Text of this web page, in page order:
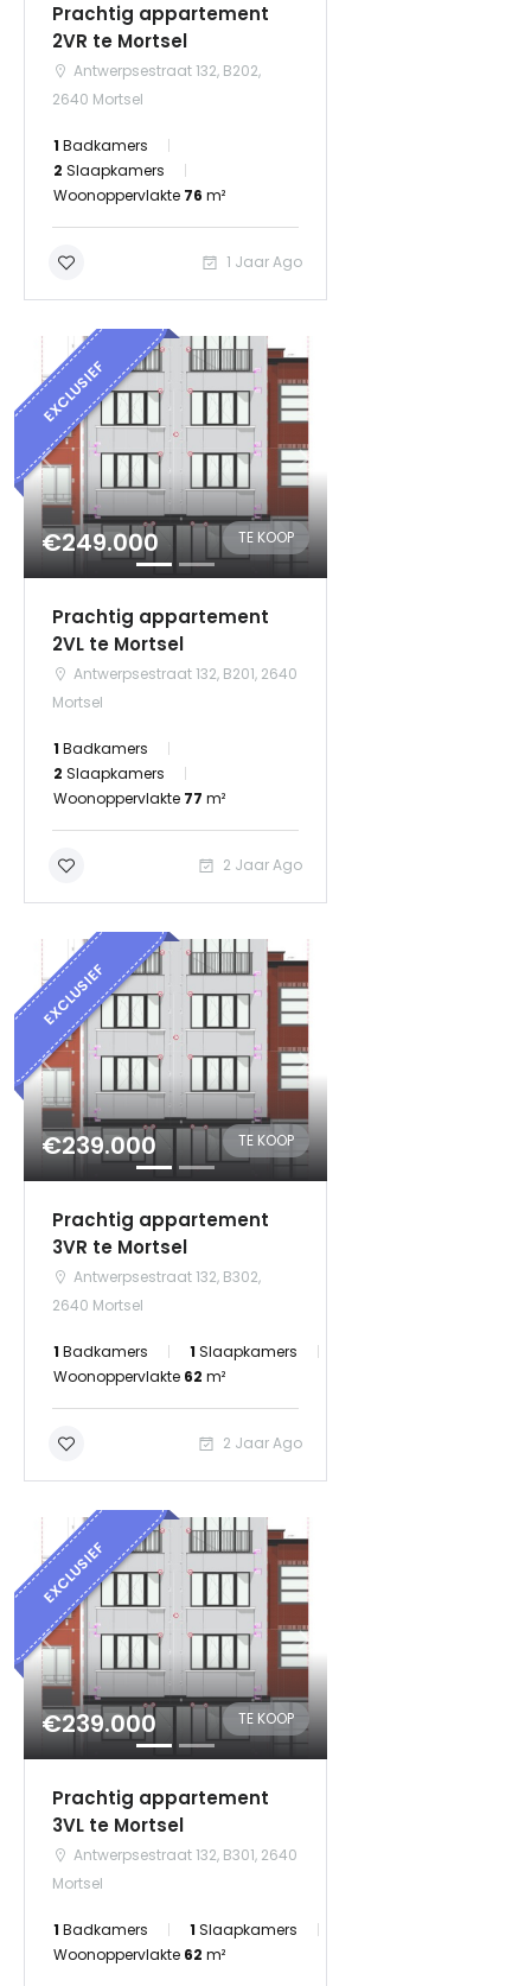
Prachtig appartement
2VR te Mortsel
Antwerpsestraat 132, B202,
2640 Mortsel
1 Badkamers
2 Slaapkamers
Woonoppervlakte 76 m²
1 Jaar Ago
EXCLUSIEF
€249.000 TE KOOP
Prachtig appartement
2VL te Mortsel
Antwerpsestraat 132, B201, 2640
Mortsel
1 Badkamers
2 Slaapkamers
Woonoppervlakte 77 m²
2 Jaar Ago
EXCLUSIEF
€239.000 TE KOOP
Prachtig appartement
3VR te Mortsel
Antwerpsestraat 132, B302,
2640 Mortsel
1 Badkamers 1 Slaapkamers
Woonoppervlakte 62 m²
2 Jaar Ago
EXCLUSIEF
€239.000 TE KOOP
Prachtig appartement
3VL te Mortsel
Antwerpsestraat 132, B301, 2640
Mortsel
1 Badkamers 1 Slaapkamers
Woonoppervlakte 62 m²
Onthoud mij
Log in